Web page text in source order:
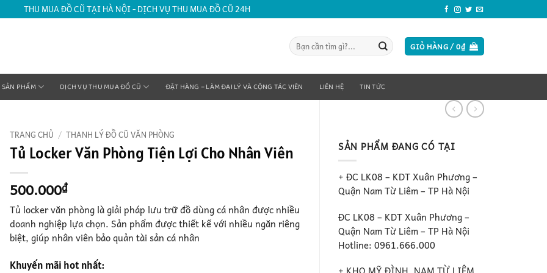
THU MUA ĐỒ CŨ TẠI HÀ NỘI - DỊCH VỤ THU MUA ĐỒ CŨ 24H
Tìm
kiếm:
GIỎ HÀNG /0₫
SẢN PHẨM DỊCH VỤ THU MUA ĐỒ CŨ ĐẶT HÀNG – LÀM ĐẠI LÝ VÀ CỘNG TÁC VIÊN LIÊN HỆ TIN TỨC
SẢN PHẨM ĐANG CÓ TẠI
+ ĐC LK08 – KDT Xuân Phương –
Quận Nam Từ Liêm – TP Hà Nội
ĐC LK08 – KDT Xuân Phương –
Quận Nam Từ Liêm – TP Hà Nội
Hotline: 0961.666.000
TRANG CHỦ / THANH LÝ ĐỒ CŨ VĂN PHÒNG
Tủ Locker Văn Phòng Tiện Lợi Cho Nhân Viên
500.000₫
Tủ locker văn phòng là giải pháp lưu trữ đồ dùng cá nhân được nhiều
doanh nghiệp lựa chọn. Sản phẩm được thiết kế với nhiều ngăn riêng
biệt, giúp nhân viên bảo quản tài sản cá nhân
Khuyến mãi hot nhất: